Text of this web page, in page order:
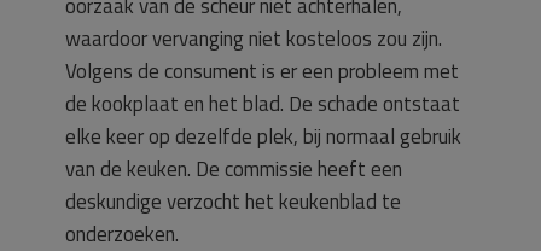
waardoor vervanging niet kosteloos zou zijn.
Volgens de consument is er een probleem met
de kookplaat en het blad. De schade ontstaat
elke keer op dezelfde plek, bij normaal gebruik
van de keuken. De commissie heeft een
deskundige verzocht het keukenblad te
onderzoeken.